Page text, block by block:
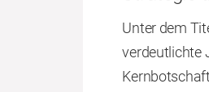
Unter dem
verdeutlichte